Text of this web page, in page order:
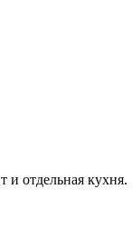
и отдельная кухня.